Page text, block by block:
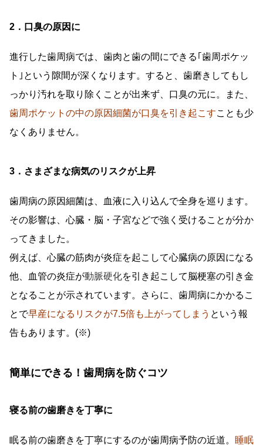
2．口臭の原因に
進行した歯周病では、歯肉と歯の間にできる｢歯周ポケッ
ト｣という隙間が深くなります。すると、歯磨きしてもし
っかり汚れを取り除くことが出来ず、口臭の元に。また、
歯周ポケットの中の原因細菌が口臭を引き起こすことも少
なくありません。
3．さまざまな病気のリスクが上昇
歯周病の原因細菌は、血液に入り込んで全身を巡ります。
その影響は、心臓・脳・子宮などで強く受けることが分か
ってきました。
例えば、心臓の筋肉が炎症を起こして心臓病の原因になる
他、血管の炎症が動脈硬化を引き起こして脳梗塞の引き金
となることが示されています。さらに、歯周病にかかるこ
とで早産になるリスクが7.5倍も上がってしまう という報
告もあります。(※)
簡単にできる！歯周病を防ぐコツ
寝る前の歯磨きを丁寧に
眠る前の歯磨きを丁寧にするのが歯周病予防の近道。 睡眠